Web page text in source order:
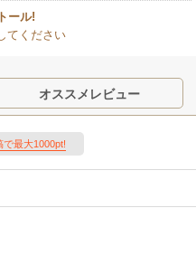
ール!
てください
オススメレビュー
で最大1000pt!